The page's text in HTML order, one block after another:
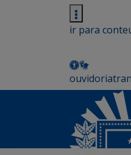
ir para
ouvidoria